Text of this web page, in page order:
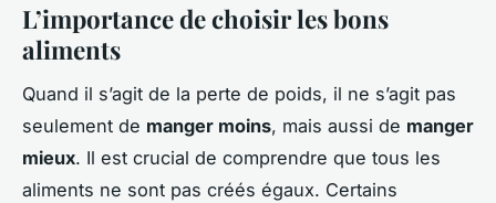
L’importance de choisir les bons
aliments
Quand il s’agit de la perte de poids, il ne s’agit pas
seulement de manger moins, mais aussi de manger
mieux. Il est crucial de comprendre que tous les
aliments ne sont pas créés égaux. Certains